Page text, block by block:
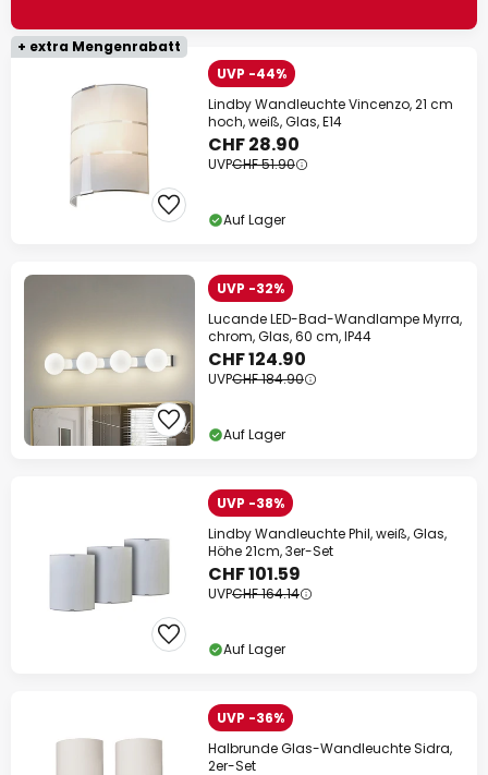
+ extra Mengenrabatt
UVP -44%
Lindby Wandleuchte Vincenzo, 21 cm
hoch, weiß, Glas, E14
CHF 28.90
UVPCHF 51.90
Auf Lager
UVP -32%
Lucande LED-Bad-Wandlampe Myrra,
chrom, Glas, 60 cm, IP44
CHF 124.90
UVPCHF 184.90
Auf Lager
UVP -38%
Lindby Wandleuchte Phil, weiß, Glas,
Höhe 21cm, 3er-Set
CHF 101.59
UVPCHF 164.14
Auf Lager
UVP -36%
Halbrunde Glas-Wandleuchte Sidra,
2er-Set